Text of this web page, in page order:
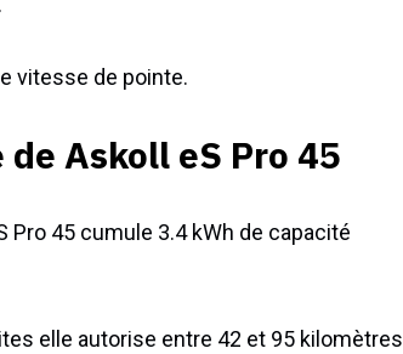
vitesse de pointe.
Askoll eS Pro 45
Pro 45 cumule 3.4 kWh de capacité
elle autorise entre 42 et 95 kilomètres